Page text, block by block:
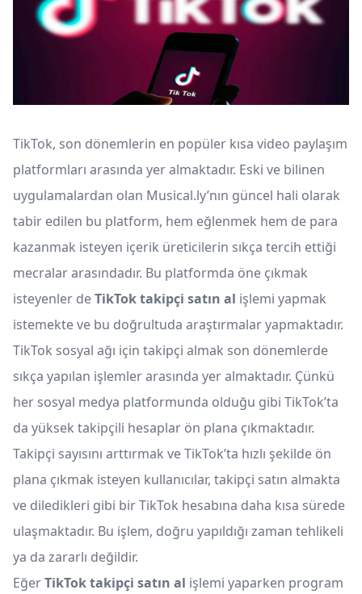
TikTok, son dönemlerin en popüler kısa video paylaşım
platformları arasında yer almaktadır. Eski ve bilinen
uygulamalardan olan Musical.ly’nın güncel hali olarak
tabir edilen bu platform, hem eğlenmek hem de para
kazanmak isteyen içerik üreticilerin sıkça tercih ettiği
mecralar arasındadır. Bu platformda öne çıkmak
isteyenler deTikTok takipçi satın al işlemi yapmak
istemekte ve bu doğrultuda araştırmalar yapmaktadır.
TikTok sosyal ağı için takipçi almak son dönemlerde
sıkça yapılan işlemler arasında yer almaktadır. Çünkü
her sosyal medya platformunda olduğu gibi TikTok’ta
da yüksek takipçili hesaplar ön plana çıkmaktadır.
Takipçi sayısını arttırmak ve TikTok’ta hızlı şekilde ön
plana çıkmak isteyen kullanıcılar, takipçi satın almakta
ve diledikleri gibi bir TikTok hesabına daha kısa sürede
ulaşmaktadır. Bu işlem, doğru yapıldığı zaman tehlikeli
ya da zararlı değildir.
EğerTikToktakipçi satın al işlemi yaparken program